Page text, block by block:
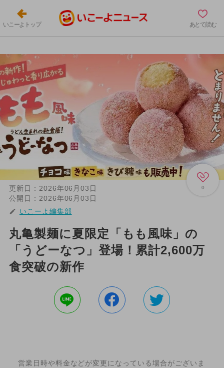
いこーよトップ あとで読む
0
更新日： 2026年06月03日
公開日： 2026年06月03日
いこーよ編集部
丸亀製麺に夏限定「もも風味」の
「うどーなつ」登場！累計2,600万
食突破の新作
営業日時や料金などが変更になっている場合がございま